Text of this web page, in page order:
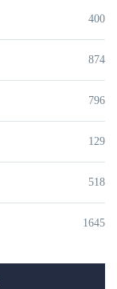
400
874
796
129
518
1645